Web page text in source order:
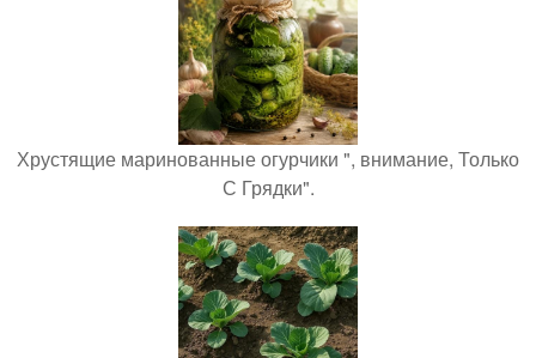
Хрустящие маринованные огурчики ", внимание, Только
С Грядки".